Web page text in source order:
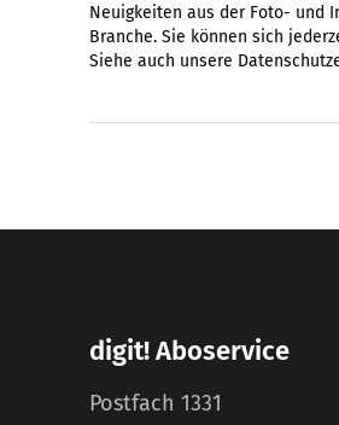
Neuigkeiten aus der Foto- und
Branche. Sie können sich
Siehe auch unsere
digit! Aboservice
Postfach 1331